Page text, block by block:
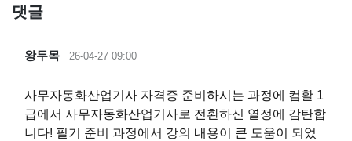
댓글
왕두목 26-04-27 09:00
사무자동화산업기사 자격증 준비하시는 과정에 컴활 1
급에서 사무자동화산업기사로 전환하신 열정에 감탄합
니다! 필기 준비 과정에서 강의 내용이 큰 도움이 되었